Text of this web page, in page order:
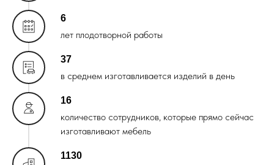
6
лет плодотворной работы
37
в среднем изготавливается изделий в день
16
количество сотрудников, которые прямо сейчас
изготавливают мебель
1130